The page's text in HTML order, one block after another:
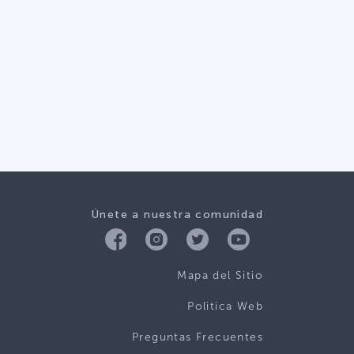
Únete a nuestra comunidad
Mapa del Sitio
Politica Web
Preguntas Frecuentes